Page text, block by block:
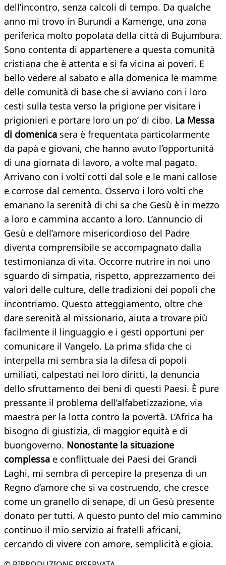
dell’incontro, senza calcoli di tempo. Da qualche
anno mi trovo in Burundi a Kamenge, una zona
periferica molto popolata della città di Bujumbura.
Sono contenta di appartenere a questa comunità
cristiana che è attenta e si fa vicina ai poveri. E
bello vedere al sabato e alla domenica le mamme
delle comunità di base che si avviano con i loro
cesti sulla testa verso la prigione per visitare i
prigionieri e portare loro un po’ di cibo. La Messa
di domenica sera è frequentata particolarmente
da papà e giovani, che hanno avuto l’opportunità
di una giornata di lavoro, a volte mal pagato.
Arrivano con i volti cotti dal sole e le mani callose
e corrose dal cemento. Osservo i loro volti che
emanano la serenità di chi sa che Gesù è in mezzo
a loro e cammina accanto a loro. L’annuncio di
Gesù e dell’amore misericordioso del Padre
diventa comprensibile se accompagnato dalla
testimonianza di vita. Occorre nutrire in noi uno
sguardo di simpatia, rispetto, apprezzamento dei
valori delle culture, delle tradizioni dei popoli che
incontriamo. Questo atteggiamento, oltre che
dare serenità al missionario, aiuta a trovare più
facilmente il linguaggio e i gesti opportuni per
comunicare il Vangelo. La prima sfida che ci
interpella mi sembra sia la difesa di popoli
umiliati, calpestati nei loro diritti, la denuncia
dello sfruttamento dei beni di questi Paesi. È pure
pressante il problema dell’alfabetizzazione, via
maestra per la lotta contro la povertà. L’Africa ha
bisogno di giustizia, di maggior equità e di
buongoverno. Nonostante la situazione
complessa e conflittuale dei Paesi dei Grandi
Laghi, mi sembra di percepire la presenza di un
Regno d’amore che si va costruendo, che cresce
come un granello di senape, di un Gesù presente
donato per tutti. A questo punto del mio cammino
continuo il mio servizio ai fratelli africani,
cercando di vivere con amore, semplicità e gioia.